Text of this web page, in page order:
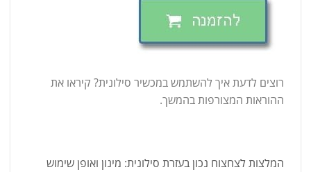
רוצים לדעת איך להשתמש במכשיר סילונית? קיראו את
ההוראות המצורפות בהמשך.
המלצות לצחצוח נכון בעזרת סילונית: מינון ואופן שימוש